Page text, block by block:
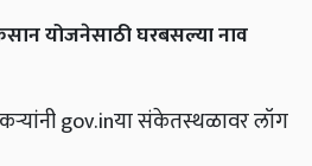
योजनेसाठी घरबसल्या नाव
gov.inया संकेतस्थळावर लॉग